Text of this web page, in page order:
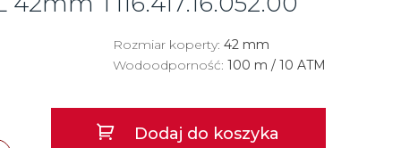
Constant
Analog
Cyfrowe
Okrągłe
Złote
Stalowe
Tytanowe
Ceramiczne
Złote
Constant
Analog
Cyfrowe
Okrągłe
Złote
Stalowe
Tytanowe
Ceramiczne
Brąz
Tommy Hilfiger
Traser
Union Glashütte
Wenger
Rozmiar koperty: 42 mm
Wodoodporność: 100 m / 10 ATM
Dodaj do koszyka